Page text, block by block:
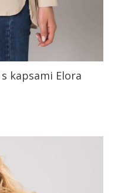
kapsami Elora